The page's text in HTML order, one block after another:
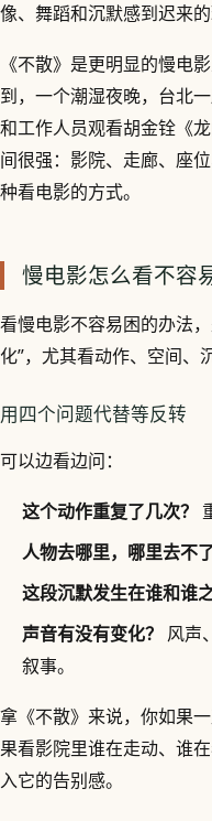
像、舞蹈和沉默感到迟来的
《不散》是更明显的慢电
到，一个潮湿夜晚，台北
和工作人员观看胡金铨《
间很强：影院、走廊、座
种看电影的方式。
慢电影怎么看不容
看慢电影不容易困的办法
化”，尤其看动作、空间、
用四个问题代替等反转
可以边看边问：
这个动作重复了几次？
人物去哪里，哪里去不了
这段沉默发生在谁和谁
声音有没有变化？ 风声
叙事。
拿《不散》来说，你如果
果看影院里谁在走动、谁
入它的告别感。